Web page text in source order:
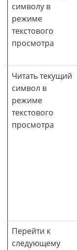
символу в
режиме
текстового
просмотра
Читать текущий
символ в
режиме
текстового
просмотра
Перейти к
следующему